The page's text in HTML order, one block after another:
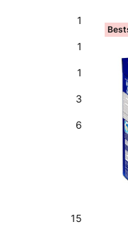
1
1
1
3
6
15